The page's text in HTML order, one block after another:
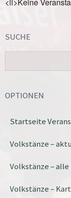
SUCHE
OPTIONEN
Startseite
Volkstänze –
Volkstänze –
Volkstänze –